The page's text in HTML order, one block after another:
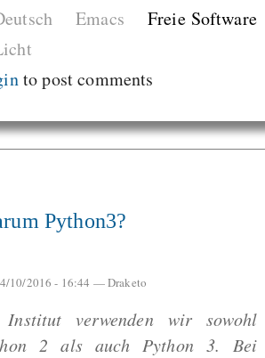
Emacs
Freie Software
to post comments
Python3?
10/2016 - 16:44 —Draketo
verwenden wir sowohl
2 als auch Python 3. Bei